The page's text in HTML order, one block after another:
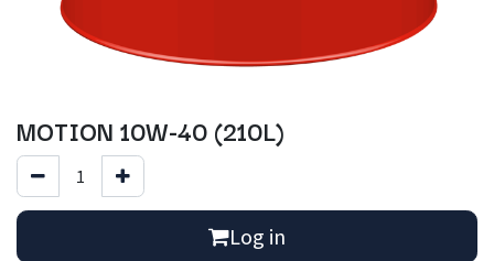
MOTION 10W-40 (210L)
Log in